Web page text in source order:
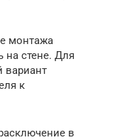
монтажа
на стене. Для
вариант
к
в